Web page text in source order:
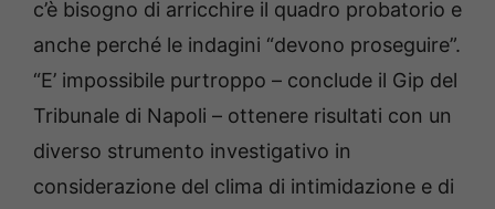
c’è bisogno di arricchire il quadro probatorio e
anche perché le indagini “devono proseguire”.
“E’ impossibile purtroppo – conclude il Gip del
Tribunale di Napoli – ottenere risultati con un
diverso strumento investigativo in
considerazione del clima di intimidazione e di